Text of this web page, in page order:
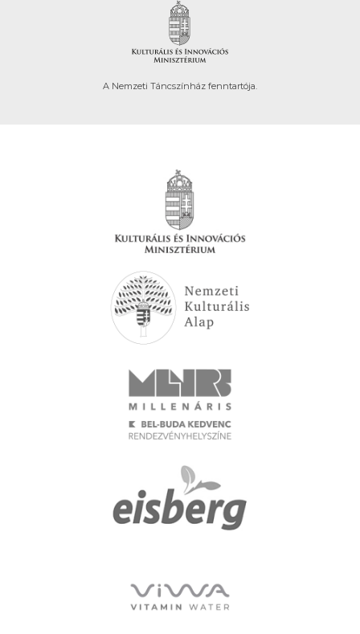
A Nemzeti Táncszínház fenntartója.